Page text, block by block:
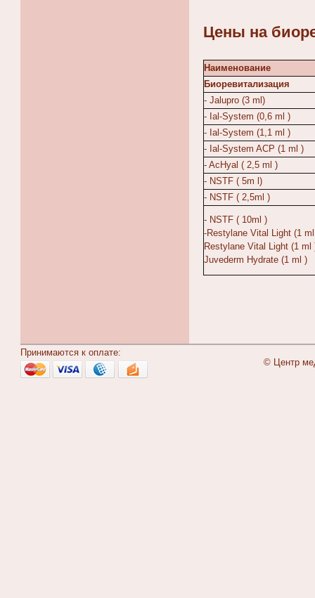
Цены на
Наименование
Биоревитализация
- Jalupro (3 ml)
- Ial-System (0,6 ml )
- Ial-System (1,1 ml )
- Ial-System ACP (1 ml )
- AcHyal ( 2,5 ml )
- NSTF ( 5m l)
- NSTF ( 2,5ml )
- NSTF ( 10ml )
-Restylane Vital Light (1
Restylane Vital Light (1 ml
Juvederm Hydrate (1 ml )
Принимаются к оплате:
© Центр